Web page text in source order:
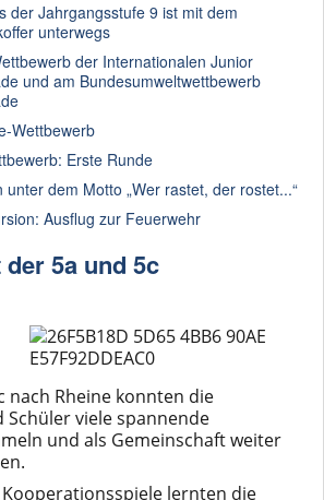
der Jahrgangsstufe 9 ist mit dem
unterwegs
der Internationalen Junior
und am Bundesumweltwettbewerb
Wettbewerb
Erste Runde
unter dem Motto „Wer rastet, der rostet...“
Ausflug zur Feuerwehr
5a und 5c
nach Rheine konnten die
viele spannende
und als Gemeinschaft weiter
lernten die